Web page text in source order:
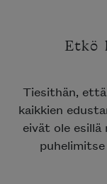
Etkö
Tiesithän,
kaikkien
eivät ole
puhelimitse